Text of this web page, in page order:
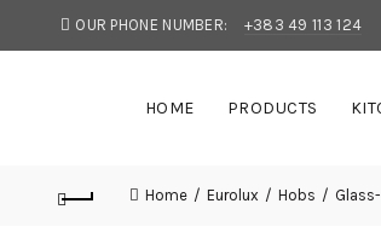
OUR PHONE NUMBER: +383 49 113 124
HOME PRODUCTS
Home Eurolux Hobs